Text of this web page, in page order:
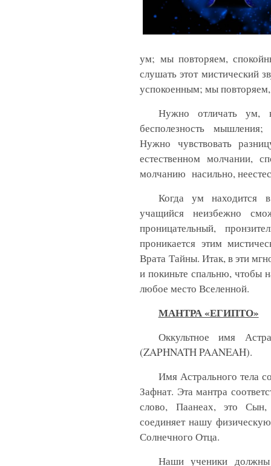
ум; мы повторяем,
слушать этот мистический
успокоенным; мы
Нужно отличать ум,
бесполезность
Нужно чувствовать
естественном молчании,
молчанию насильно,
Когда ум находится
учащийся неизбежно
проницательный,
проникается этим
Врата Тайны. Итак, в эти
и покиньте спальню, чтобы
любое место Вселенной.
МАНТРА «ЕГИПТО»
Оккультное имя
(ZAPHNATHPAANEAH).
Имя Астрального тела
Зафнат. Эта мантра
слово, Паанеах, это
соединяет нашу
Солнечного Отца.
Наши ученики должны